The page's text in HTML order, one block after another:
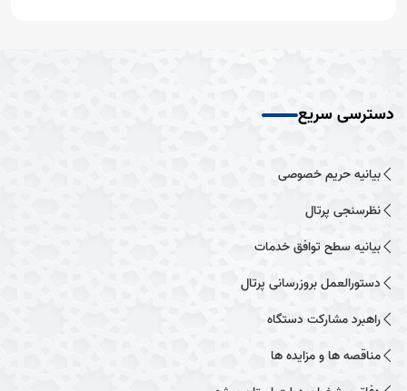
دسترسی سریع
بیانیه حریم خصوصی
نظرسنجی پرتال
بیانیه سطح توافق خدمات
دستورالعمل بروزرسانی پرتال
راهبرد مشارکت دستگاه
مناقصه ها و مزایده ها